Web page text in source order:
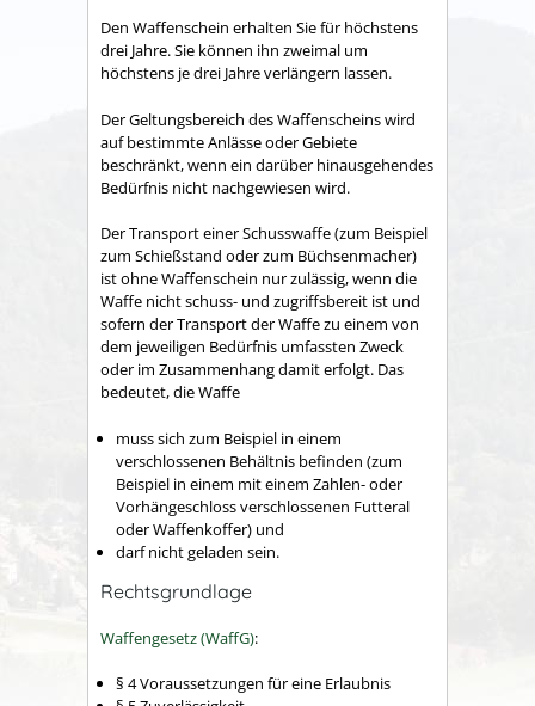
Den Waffenschein erhalten Sie für höchstens
drei Jahre. Sie können ihn zweimal um
höchstens je drei Jahre verlängern lassen.
Der Geltungsbereich des Waffenscheins wird
auf bestimmte Anlässe oder Gebiete
beschränkt,wenn ein darüber hinausgehendes
Bedürfnis nicht nachgewiesen wird.
Der Transport einer Schusswaffe (zum Beispiel
zum Schießstand oder zum Büchsenmacher)
ist ohne Waffenschein nur zulässig, wenn die
Waffe nicht schuss- und zugriffsbereit ist und
sofern der Transport der Waffe zu einem von
dem jeweiligen Bedürfnis umfassten Zweck
oder im Zusammenhang damit erfolgt. Das
bedeutet, die Waffe
muss sich zum Beispiel in einem
verschlossenen Behältnis befinden (zum
Beispiel in einem mit einem Zahlen- oder
Vorhängeschloss verschlossenen Futteral
oder Waffenkoffer) und
darf nicht geladen sein.
Rechtsgrundlage
Waffengesetz (WaffG):
§ 4 Voraussetzungen für eine Erlaubnis